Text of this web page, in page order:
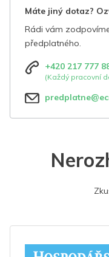
Máte jiný dotaz?
Rádi vám
předplatného.
+420 217 777
(Každý pracovní